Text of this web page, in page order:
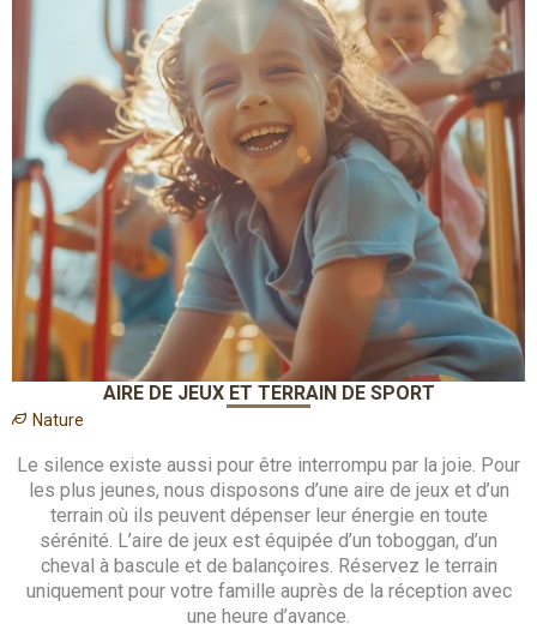
AIRE DE JEUX ET TERRAIN DE SPORT
Nature
Le silence existe aussi pour être interrompu par la joie. Pour
les plus jeunes, nous disposons d’une aire de jeux et d’un
terrain où ils peuvent dépenser leur énergie en toute
sérénité. L’aire de jeux est équipée d’un toboggan, d’un
cheval à bascule et de balançoires. Réservez le terrain
uniquement pour votre famille auprès de la réception avec
une heure d’avance.